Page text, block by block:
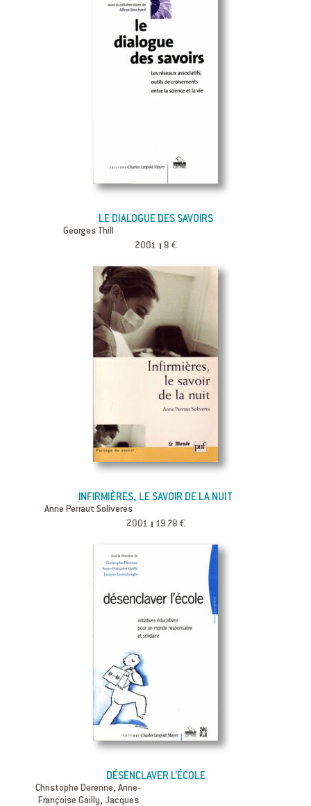
LE DIALOGUE DES SAVOIRS
Georges Thill
2001 8 €
INFIRMIÈRES, LE SAVOIR DE LA NUIT
Anne Perraut Soliveres
2001 19.78 €
DÉSENCLAVER L’ÉCOLE
Christophe Derenne, Anne-
Françoise Gailly, Jacques